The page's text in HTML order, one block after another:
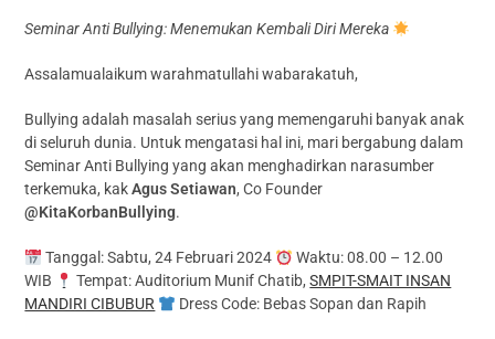
Seminar Anti Bullying: Menemukan Kembali Diri Mereka
Assalamualaikum warahmatullahi wabarakatuh,
Bullying adalah masalah serius yang memengaruhi banyak anak
di seluruh dunia. Untuk mengatasi hal ini, mari bergabung dalam
Seminar Anti Bullying yang akan menghadirkan narasumber
terkemuka, kakAgus Setiawan, Co Founder
@KitaKorbanBullying.
Tanggal: Sabtu, 24 Februari 2024
Waktu: 08.00 – 12.00
WIB
Tempat: Auditorium Munif Chatib,SMPIT-SMAIT INSAN
MANDIRI CIBUBUR
Dress Code: Bebas Sopan dan Rapih